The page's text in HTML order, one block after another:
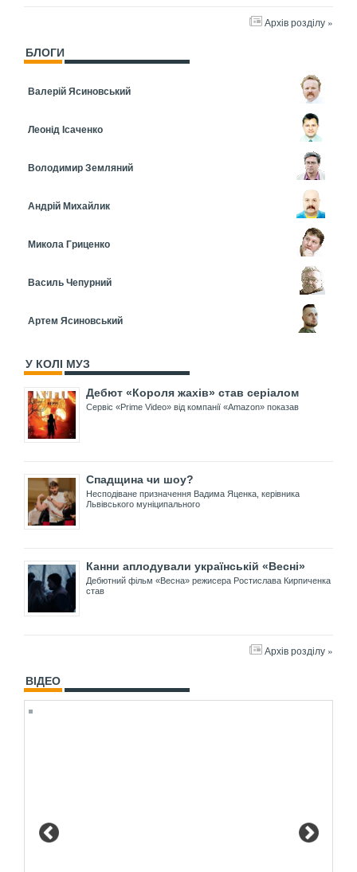
Архів розділу »
БЛОГИ
Валерій Ясиновський
Леонід Ісаченко
Володимир Земляний
Андрій Михайлик
Микола Гриценко
Василь Чепурний
Артем Ясиновський
У КОЛІ МУЗ
Дебют «Короля жахів» став серіалом
Сервіс «Prime Video» від компанії «Amazon» показав
Спадщина чи шоу?
Несподіване призначення Вадима Яценка, керівника
Львівського муніципального
Канни аплодували українській «Весні»
Дебютний фільм «Весна» режисера Ростислава Кирпиченка
став
Архів розділу »
ВІДЕО